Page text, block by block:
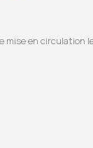
mise en circulation